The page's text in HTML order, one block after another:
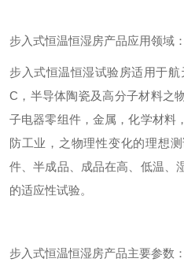
步入式恒温恒湿房产品应用领域：
步入式恒温恒湿试验房适用于航
C，半导体陶瓷及高分子材料之
子电器零组件，金属，化学材料
防工业，之物理性变化的理想
件、半成品、成品在高、低温、
的适应性试验。
步入式恒温恒湿房产品主要参数：